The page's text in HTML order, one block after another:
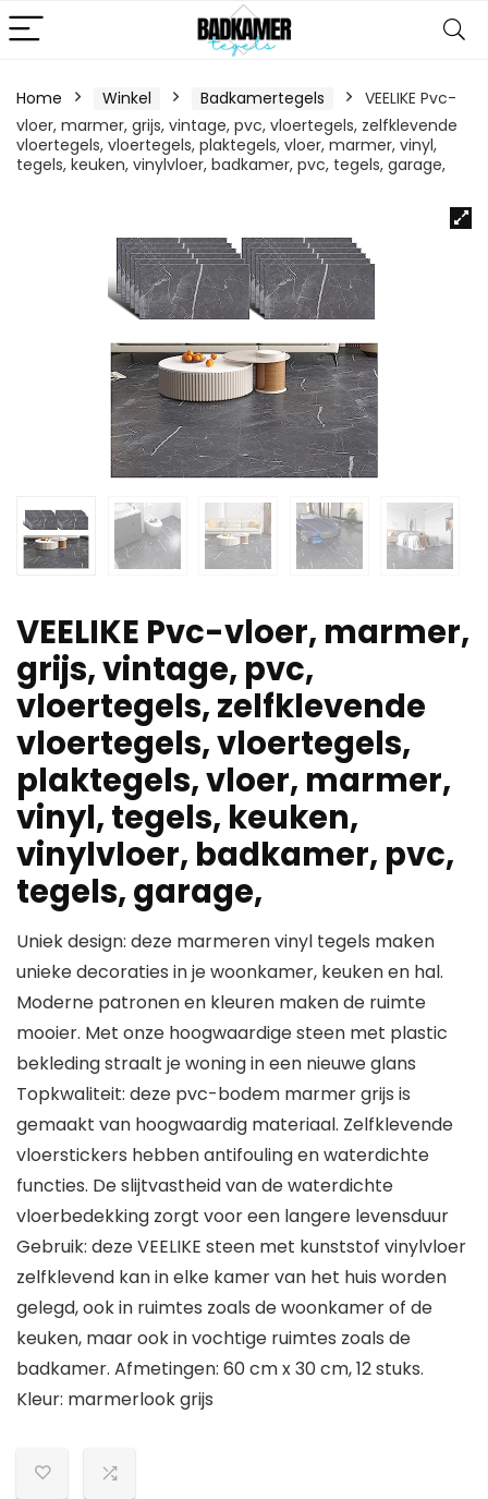
Home Winkel Badkamertegels
VEELIKE Pvc-
vloer, marmer, grijs, vintage, pvc, vloertegels, zelfklevende
vloertegels, vloertegels, plaktegels, vloer, marmer, vinyl,
tegels, keuken, vinylvloer, badkamer, pvc, tegels, garage,
VEELIKE Pvc-vloer, marmer,
grijs, vintage, pvc,
vloertegels, zelfklevende
vloertegels, vloertegels,
plaktegels, vloer, marmer,
vinyl, tegels, keuken,
vinylvloer, badkamer, pvc,
tegels, garage,
Uniek design: deze marmeren vinyl tegels maken
unieke decoraties in je woonkamer, keuken en hal.
Moderne patronen en kleuren maken de ruimte
mooier. Met onze hoogwaardige steen met plastic
bekleding straalt je woning in een nieuwe glans
Topkwaliteit: deze pvc-bodem marmer grijs is
gemaakt van hoogwaardig materiaal. Zelfklevende
vloerstickers hebben antifouling en waterdichte
functies. De slijtvastheid van de waterdichte
vloerbedekking zorgt voor een langere levensduur
Gebruik: deze VEELIKE steen met kunststof vinylvloer
zelfklevend kan in elke kamer van het huis worden
gelegd, ook in ruimtes zoals de woonkamer of de
keuken, maar ook in vochtige ruimtes zoals de
badkamer. Afmetingen: 60 cm x 30 cm, 12 stuks.
Kleur: marmerlook grijs